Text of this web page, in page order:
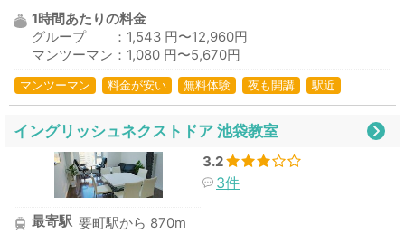
1時間あたりの料金
グループ ：1,543 円〜12,960円
マンツーマン：1,080 円〜5,670円
マンツーマン 料金が安い 無料体験 夜も開講 駅近
イングリッシュネクストドア 池袋教室
3.2
3件
最寄駅 要町駅から 870m